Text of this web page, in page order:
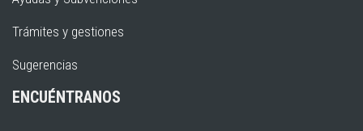
Trámites y gestiones
Sugerencias
ENCUÉNTRANOS